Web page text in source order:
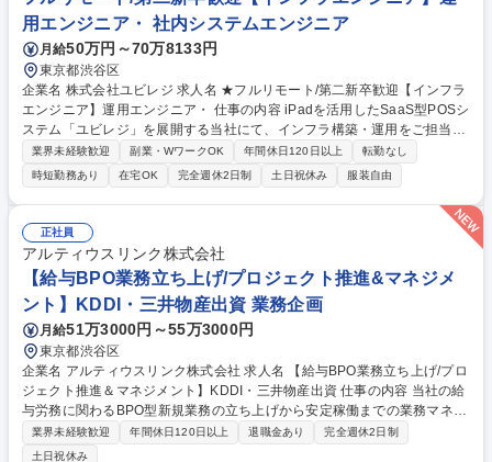
集・分析の仕組みを設計・構築 ■既存サイトの改修・別用途検討 など 募
集職種 【東京】シニアプログラムマネージャー（JP BSPM）物流企画
用エンジニア・ 社内システムエンジニア
月給50万円～70万8133円
東京都渋谷区
企業名 株式会社ユビレジ 求人名 ★フルリモート/第二新卒歓迎【インフラ
エンジニア】運用エンジニア・ 仕事の内容 iPadを活用したSaaS型POSシ
ステム「ユビレジ」を展開する当社にて、インフラ構築・運用をご担当。
大規模システムへの運用設計や監視の再構築、大手顧客向けの個別要望の
標準化、他社サービス連携等に注力し、 データインフラへの昇華を目指し
ます。■監視ツールの設定・管理・レポート作成 ■障害発生時の原因特
定・復旧・手順書更新 ■サーバー・ネットワーク・DBのパフォーマンス監
視 ■各種ログの監視・分析 ■セキュリティ対策の実施 ■エンタープライズ
顧客向け運用設計 【仕事の魅力】POSレジの枠を超え、サービス産業の
基盤を支えるダイナミズムを実感できます。社内チームで協力して進める
体制があります。 募集職種 ★フルリモート/第二新卒歓迎【インフラエン
ジニア】運用エンジニア・
業界未経験歓迎 副業・WワークOK 年間休日120日以上
転勤なし
時短勤務あり
在宅OK 完全週休2日制 土日祝休み 服装自由
正社員
アルティウスリンク株式会社
【給与BPO業務立ち上げ/プロジェクト推進&マネジメ
ント】KDDI・三井物産出資 業務企画
月給51万3000円～55万3000円
東京都渋谷区
企業名 アルティウスリンク株式会社 求人名 【給与BPO業務立ち上げ/プロ
ジェクト推進＆マネジメント】KDDI・三井物産出資 仕事の内容 当社の給
与労務に関わるBPO型新規業務の立ち上げから安定稼働までの業務マネジ
メントをお任せします。給与労務に関する知識は入社後に意欲的にキャッ
チアップいただければ問題ございません。 当社では現在、コーポレートバ
業界未経験歓迎 年間休日120日以上 退職金あり
完全週休2日制
土日祝休み